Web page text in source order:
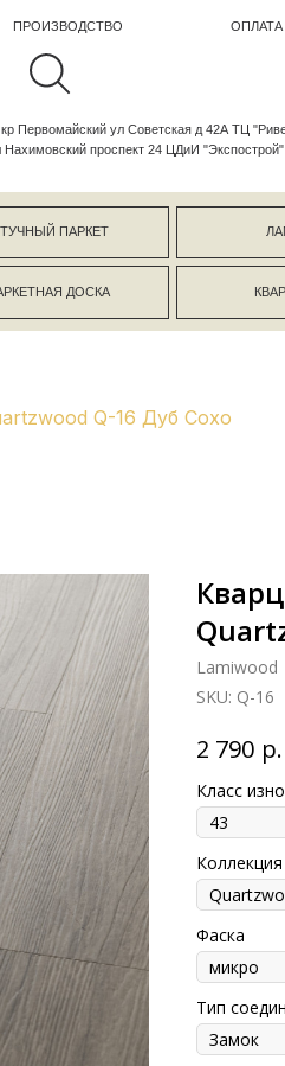
проспект 24 ЦДиИ "Экспострой"
КВАРЦВИНИЛ
ЛАМИНАТ
Q-16 Дуб Сохо
Lamiwood
SKU: Q-16
2 790 р.
Класс
Коллекция
Фаска
Тип